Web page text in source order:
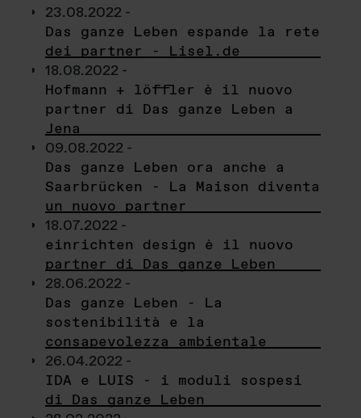
23.08.2022 -
Das ganze Leben espande la rete
dei partner - Lisel.de
18.08.2022 -
Hofmann + löffler è il nuovo
partner di Das ganze Leben a
Jena
09.08.2022 -
Das ganze Leben ora anche a
Saarbrücken - La Maison diventa
un nuovo partner
18.07.2022 -
einrichten design è il nuovo
partner di Das ganze Leben
28.06.2022 -
Das ganze Leben - La
sostenibilità e la
consapevolezza ambientale
26.04.2022 -
IDA e LUIS - i moduli sospesi
di Das ganze Leben